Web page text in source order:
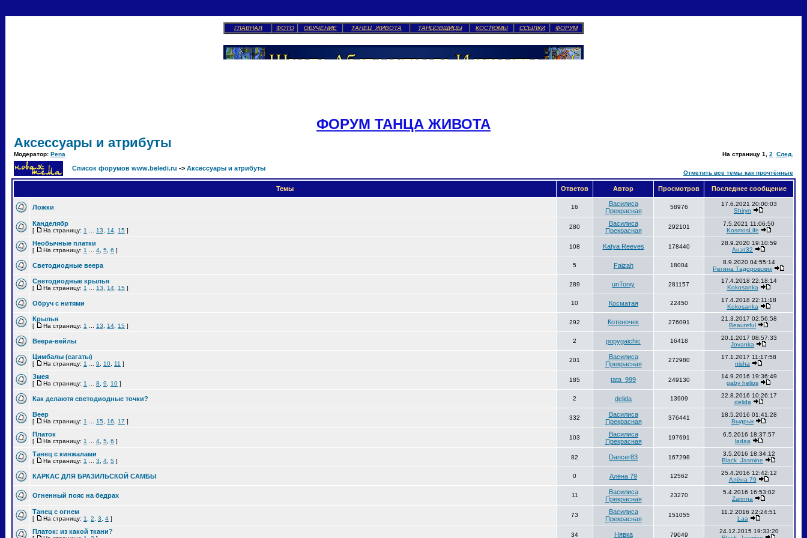
ГЛАВНАЯ ФОТО ОБУЧЕНИЕ ТАНЕЦ ЖИВОТА ТАНЦОВЩИЦЫ КОСТЮМЫ ССЫЛКИ ФОРУМ
ФОРУМ ТАНЦА ЖИВОТА
Аксессуары и атрибуты
Модератор: Pena На страницу 1 2 След.
Список форумов www.beledi.ru -> Аксессуары и атрибуты
Отметить все темы как прочтённые
Темы Ответов Автор Просмотров Последнее сообщение
Ложки 16
Василиса
Прекрасная
58976
17.6.2021 20:00:03
Shiryn
Канделябр
[ На страницу: 1 13 14 15 ]
280
Василиса
Прекрасная
292101
7.5.2021 11:06:50
KosmosLife
Необычные платки
[ На страницу: 1 4 5 6 ]
108 Katya Reeves 178440
28.9.2020 19:10:59
Анэт32
Светодиодные веера 5 Faizah 18004
8.9.2020 04:55:14
Регина Тадоровских
Светодиодные крылья
[ На страницу: 1 13 14 15 ]
289 unToniy 281157
17.4.2018 22:18:14
Kokosanka
Обруч с нитями 10 Косматая 22450
17.4.2018 22:11:18
Kokosanka
Крылья
[ На страницу: 1 13 14 15 ]
292 Котеночек 276091
21.3.2017 02:56:58
Beauteful
Веера-вейлы 2 popygaichic 16418
20.1.2017 08:57:33
Jovanka
Цимбалы (сагаты)
[ На страницу: 1 9 10 11 ]
201
Василиса
Прекрасная
272980
17.1.2017 11:17:58
nisha
Змея
[ На страницу: 1 8 9 10 ]
185 tata_999 249130
14.9.2016 19:36:49
gaby helios
Как делаютя светодиодные точки? 2 delida 13909
22.8.2016 10:26:17
delida
Веер
[ На страницу: 1 15 16 17 ]
332
Василиса
Прекрасная
376441
18.5.2016 01:41:28
Выдрык
Платок
[ На страницу: 1 4 5 6 ]
103
Василиса
Прекрасная
197691
6.5.2016 18:37:57
ladaa
Танец с кинжалами
[ На страницу: 1 3 4 5 ]
82 Dancer83 167298
3.5.2016 18:34:12
Black_Jasmine
КАРКАС ДЛЯ БРАЗИЛЬСКОЙ САМБЫ 0 Алёна 79 12562
25.4.2016 12:42:12
Алёна 79
Огненный пояс на бедрах 11
Василиса
Прекрасная
23270
5.4.2016 16:53:02
Zarinna
Танец с огнем
[ На страницу: 1 2 3 4 ]
73
Василиса
Прекрасная
151055
11.2.2016 22:24:51
Laa
Платок: из какой ткани? 34 Нявка 79049
24.12.2015 19:33:20